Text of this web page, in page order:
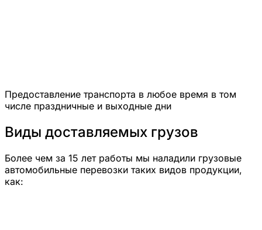
Предоставление транспорта в любое время в том
числе праздничные и выходные дни
Виды доставляемых грузов
Более чем за 15 лет работы мы наладили грузовые
автомобильные перевозки таких видов продукции,
как: